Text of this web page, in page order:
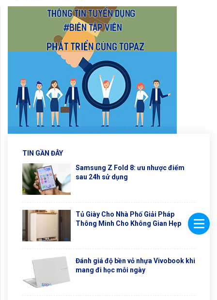
TIN GẦN ĐÂY
Samsung Z Fold 8: ưu nhược điểm
sau 24h sử dụng
Tủ Giày Cho Nhà Phố Giải Pháp
Thông Minh Cho Không Gian Hẹp
Đánh giá độ bền vỏ nhựa Vivobook khi
mang đi học mỗi ngày